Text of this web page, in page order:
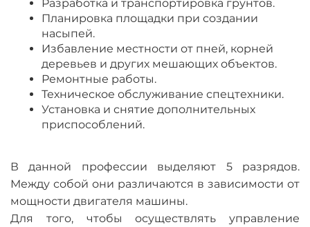
Разработка и транспортировка грунтов.
Планировка площадки при создании
насыпей.
Избавление местности от пней, корней
деревьев и других мешающих объектов.
Ремонтные работы.
Техническое обслуживание спецтехники.
Установка и снятие дополнительных
приспособлений.
В данной профессии выделяют 5 разрядов.
Между собой они различаются в зависимости от
мощности двигателя машины.
Для того, чтобы осуществлять управление